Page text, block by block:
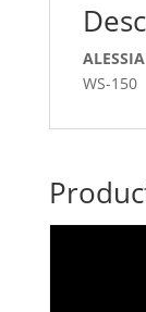
ALESSIA
WS-150